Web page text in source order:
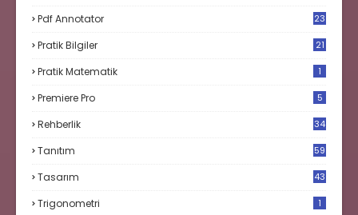
Pdf Annotator 23
Pratik Bilgiler 21
Pratik Matematik 1
Premiere Pro 5
Rehberlik 34
Tanıtım 59
Tasarım 43
Trigonometri 1